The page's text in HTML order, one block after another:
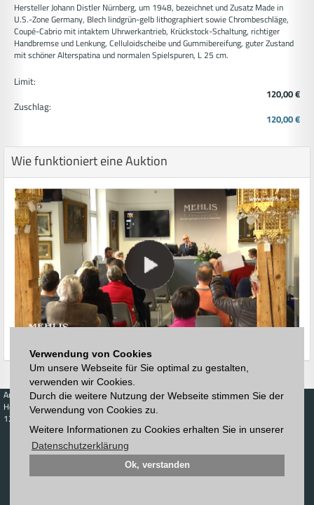
Verwendung von Cookies
Um unsere Webseite für Sie optimal zu gestalten,
verwenden wir Cookies.
Durch die weitere Nutzung der Webseite stimmen Sie der
Verwendung von Cookies zu.
Weitere Informationen zu Cookies erhalten Sie in unserer
Datenschutzerklärung
Ok, verstanden
Hersteller Johann Distler Nürnberg, um 1948, bezeichnet und Zusatz Made in
U.S.-Zone Germany, Blech lindgrün-gelb lithographiert sowie Chrombeschläge,
Coupé-Cabrio mit intaktem Uhrwerkantrieb, Krückstock-Schaltung, richtiger
Handbremse und Lenkung, Celluloidscheibe und Gummibereifung, guter Zustand
mit schöner Alterspatina und normalen Spielspuren, L 25 cm.
Limit:
120,00 €
Zuschlag:
120,00 €
Wie funktioniert eine Auktion
Auktionen
Höchstzuschläge
123. Auktion
Zeitplan
Katalog
Blätterkatalog
Kaufen
Kalender
Verkaufen
Preisdatenbank
Auktionshaus
Anmelden
Newsletter
Downloads